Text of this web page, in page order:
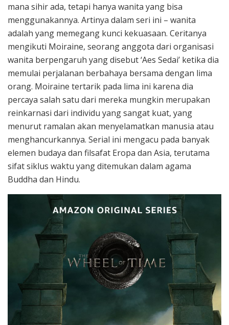
mana sihir ada, tetapi hanya wanita yang bisa
menggunakannya. Artinya dalam seri ini – wanita
adalah yang memegang kunci kekuasaan. Ceritanya
mengikuti Moiraine, seorang anggota dari organisasi
wanita berpengaruh yang disebut ‘Aes Sedai’ ketika dia
memulai perjalanan berbahaya bersama dengan lima
orang. Moiraine tertarik pada lima ini karena dia
percaya salah satu dari mereka mungkin merupakan
reinkarnasi dari individu yang sangat kuat, yang
menurut ramalan akan menyelamatkan manusia atau
menghancurkannya. Serial ini mengacu pada banyak
elemen budaya dan filsafat Eropa dan Asia, terutama
sifat siklus waktu yang ditemukan dalam agama
Buddha dan Hindu.